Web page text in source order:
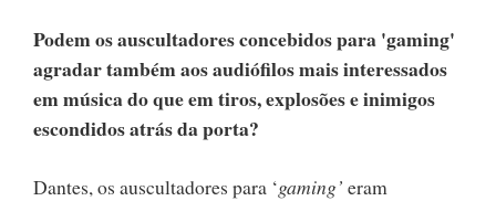
Podem os auscultadores concebidos para 'gaming'
agradar também aos audiófilos mais interessados
em música do que em tiros, explosões e inimigos
escondidos atrás da porta?
Dantes, os auscultadores para ‘gaming’ eram